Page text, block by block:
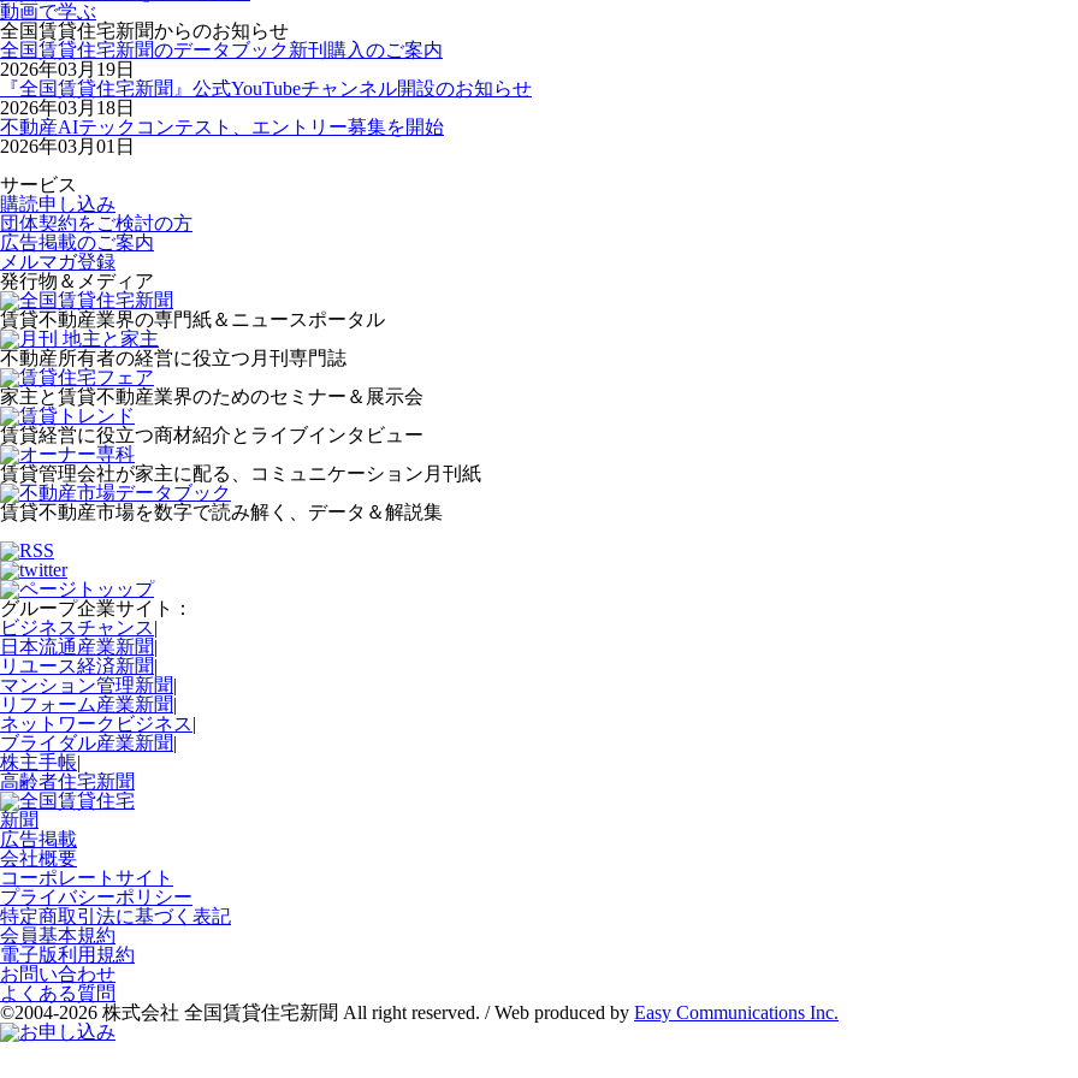
動画で学ぶ
全国賃貸住宅新聞からのお知らせ
全国賃貸住宅新聞のデータブック新刊購入のご案内
2026年03月19日
『全国賃貸住宅新聞』公式YouTubeチャンネル開設のお知らせ
2026年03月18日
不動産AIテックコンテスト、エントリー募集を開始
2026年03月01日
サービス
購読申し込み
団体契約をご検討の方
広告掲載のご案内
メルマガ登録
発行物＆メディア
賃貸不動産業界の専門紙＆ニュースポータル
不動産所有者の経営に役立つ月刊専門誌
家主と賃貸不動産業界のためのセミナー＆展示会
賃貸経営に役立つ商材紹介とライブインタビュー
賃貸管理会社が家主に配る、コミュニケーション月刊紙
賃貸不動産市場を数字で読み解く、データ＆解説集
グループ企業サイト：
ビジネスチャンス|
日本流通産業新聞|
リユース経済新聞|
マンション管理新聞|
リフォーム産業新聞|
ネットワークビジネス|
ブライダル産業新聞|
株主手帳|
高齢者住宅新聞
広告掲載
会社概要
コーポレートサイト
プライバシーポリシー
特定商取引法に基づく表記
会員基本規約
電子版利用規約
お問い合わせ
よくある質問
©2004-2026 株式会社 全国賃貸住宅新聞 All right reserved. / Web produced by Easy Communications Inc.